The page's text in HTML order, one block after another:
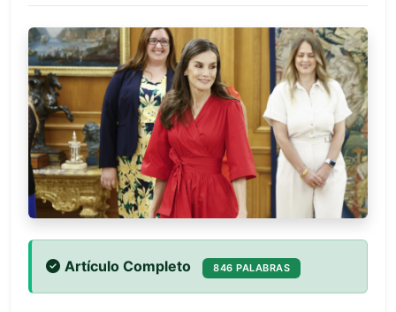
Artículo Completo 846 PALABRAS